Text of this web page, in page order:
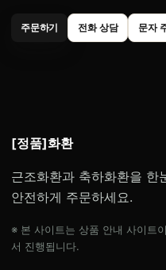
주문하기 전화 상담 문자
[정품]화환
근조화환과 축하화환을 한
안전하게 주문하세요.
※ 본 사이트는 상품 안내 사이트
서 진행됩니다.